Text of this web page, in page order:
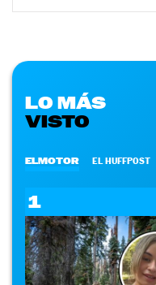
LO MÁS
VISTO
ELMOTOR EL HUFFPOST
1